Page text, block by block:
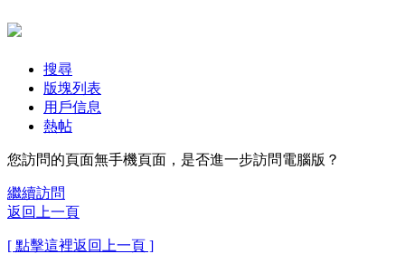
搜尋
版塊列表
用戶信息
熱帖
您訪問的頁面無手機頁面，是否進一步訪問電腦版？
繼續訪問
返回上一頁
[ 點擊這裡返回上一頁 ]